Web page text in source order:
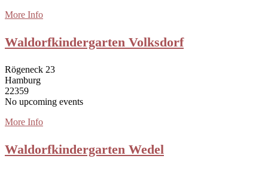
More Info
Waldorfkindergarten Volksdorf
Rögeneck 23
Hamburg
22359
No upcoming events
More Info
Waldorfkindergarten Wedel